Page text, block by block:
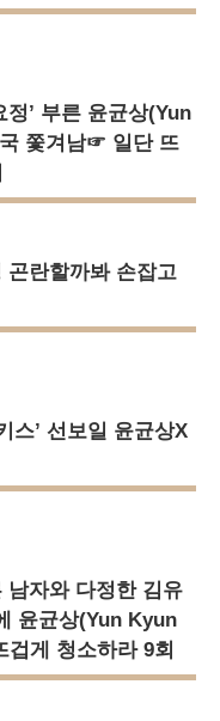
정’ 부른 윤균상(Yun
쫓겨남☞ 일단 뜨
곤란할까봐 손잡고
스’ 선보일 윤균상X
자와 다정한 김유
윤균상(Yun Kyun
게 청소하라 9회